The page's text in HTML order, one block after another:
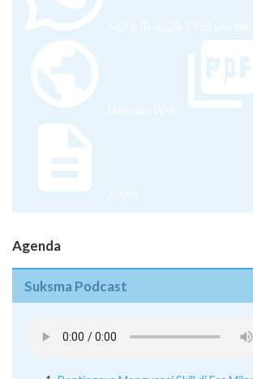
+62 878-8528-5958 (Ayumi)
Halaman Web
Juknis
Agenda
Suksma Podcast